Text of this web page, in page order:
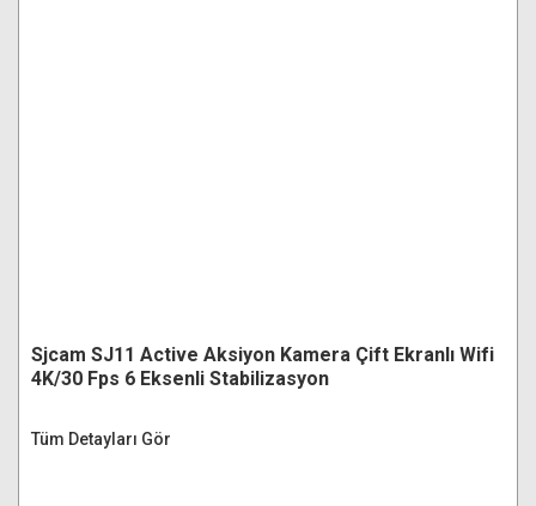
Sjcam SJ11 Active Aksiyon Kamera Çift Ekranlı Wifi
4K/30 Fps 6 Eksenli Stabilizasyon
Tüm Detayları Gör